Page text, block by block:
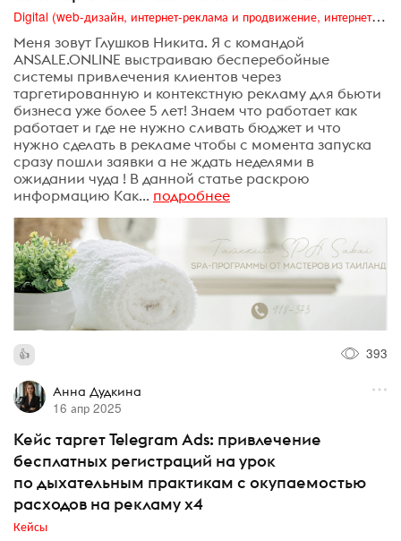
Digital (web-дизайн, интернет-реклама и продвижение, интернет-сообщества и блоги, интернет-коммуникации, мобильный маркетинг, реклама на цифровых экранах)
Меня зовут Глушков Никита. Я с командой
ANSALE.ONLINE выстраиваю бесперебойные
системы привлечения клиентов через
таргетированную и контекстную рекламу для бьюти
бизнеса уже более 5 лет! Знаем что работает как
работает и где не нужно сливать бюджет и что
нужно сделать в рекламе чтобы с момента запуска
сразу пошли заявки а не ждать неделями в
ожидании чуда ! В данной статье раскрою
информацию Как... подробнее
393
Анна Дудкина
16 апр 2025
Кейс таргет Telegram Ads: привлечение
бесплатных регистраций на урок
по дыхательным практикам с окупаемостью
расходов на рекламу х4
Кейсы